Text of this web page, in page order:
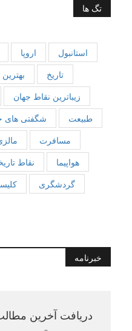
تگ ها
اروپا
استانبول
تاریخ
زیباترین نقاط جهان
شگفتی های
طبیعت
مسافرت
نقاط
هواپیما
گردشگری
خبرنامه
دریافت آخرین